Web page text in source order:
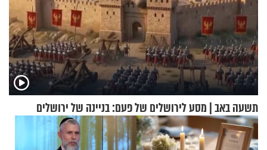
תשעה באב | מסע לירושלים של פעם: בניינה של ירושלים